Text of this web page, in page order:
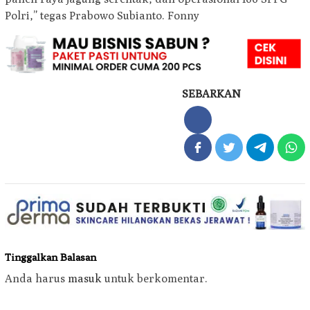
Polri,” tegas Prabowo Subianto. Fonny
SEBARKAN
Tinggalkan Balasan
Anda harus masuk untuk berkomentar.